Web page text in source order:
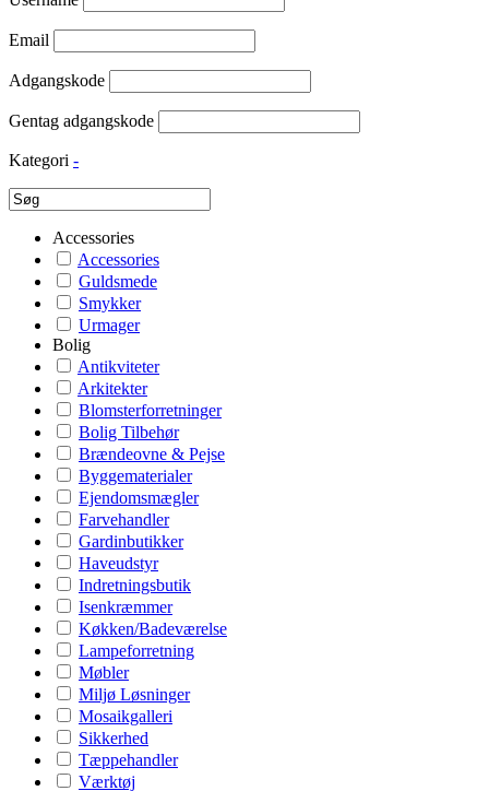
Email
Adgangskode
Gentag adgangskode
Kategori -
Accessories
Accessories
Guldsmede
Smykker
Urmager
Bolig
Antikviteter
Arkitekter
Blomsterforretninger
Bolig Tilbehør
Brændeovne & Pejse
Byggematerialer
Ejendomsmægler
Farvehandler
Gardinbutikker
Haveudstyr
Indretningsbutik
Isenkræmmer
Køkken/Badeværelse
Lampeforretning
Møbler
Miljø Løsninger
Mosaikgalleri
Sikkerhed
Tæppehandler
Værktøj